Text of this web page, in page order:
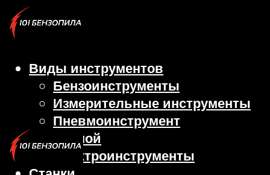
Виды инструментов
Бензоинструменты
Измерительные инструменты
Пневмоинструмент
Ручной
Электроинструменты